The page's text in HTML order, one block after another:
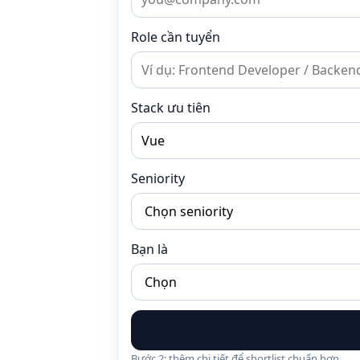
Role cần tuyển
Stack ưu tiên
Seniority
Bạn là